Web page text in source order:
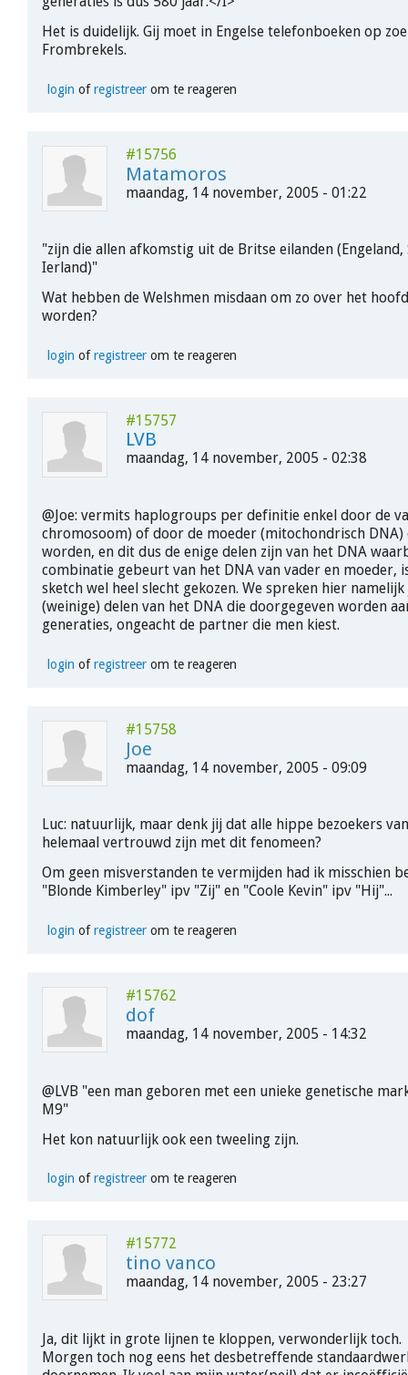
Het is duidelijk. Gij moet in Engelse telefonboeken op
Frombrekels.
login ofregistreerom te reageren
#15756
Matamoros
maandag, 14 november, 2005 - 01:22
"zijn die allen afkomstig uit de Britse eilanden (Engeland,
Ierland)"
Wat hebben de Welshmen misdaan om zo over het
worden?
login ofregistreerom te reageren
#15757
LVB
maandag, 14 november, 2005 - 02:38
@Joe: vermits haplogroups per definitie enkel door de
chromosoom) of door de moeder (mitochondrisch DNA)
worden, en dit dus de enige delen zijn van het DNA
combinatie gebeurt van het DNA van vader en moeder,
sketch wel heel slecht gekozen. We spreken hier
(weinige) delen van het DNA die doorgegeven worden
generaties, ongeacht de partner die men kiest.
login ofregistreerom te reageren
#15758
Joe
maandag, 14 november, 2005 - 09:09
Luc: natuurlijk, maar denk jij dat alle hippe bezoekers
helemaal vertrouwd zijn met dit fenomeen?
Om geen misverstanden te vermijden had ik misschien
"Blonde Kimberley" ipv "Zij" en "Coole Kevin" ipv "Hij"...
login ofregistreerom te reageren
#15762
dof
maandag, 14 november, 2005 - 14:32
@LVB "een man geboren met een unieke genetische
M9"
Het kon natuurlijk ook een tweeling zijn.
login ofregistreerom te reageren
#15772
tino vanco
maandag, 14 november, 2005 - 23:27
Ja, dit lijkt in grote lijnen te kloppen, verwonderlijk toch.
Morgen toch nog eens het desbetreffende